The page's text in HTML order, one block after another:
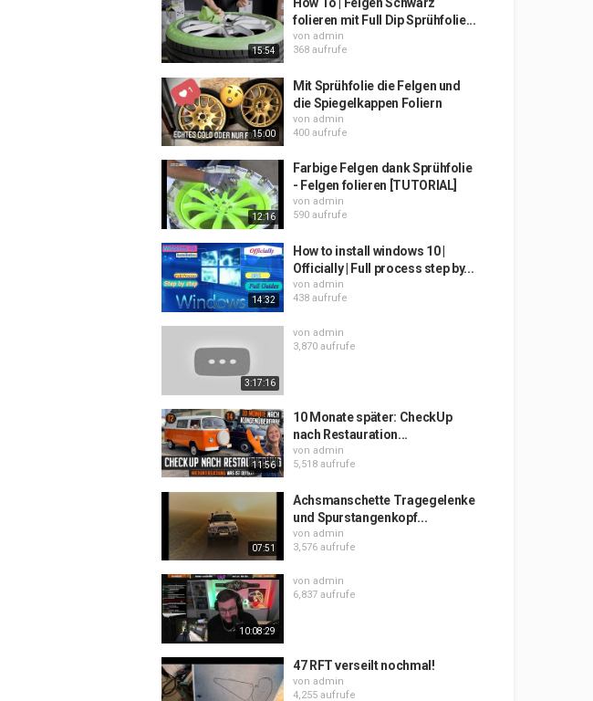
15:54
folieren mit Full Dip Sprühfolie...
von admin
368 aufrufe
15:00
Mit Sprühfolie die Felgen und
die Spiegelkappen Foliern
von admin
400 aufrufe
12:16
Farbige Felgen dank Sprühfolie
- Felgen folieren [TUTORIAL]
von admin
590 aufrufe
14:32
How to install windows 10 |
Officially | Full process step by...
von admin
438 aufrufe
3:17:16
von admin
3,870 aufrufe
11:56
10 Monate später: CheckUp
nach Restauration...
von admin
5,518 aufrufe
07:51
Achsmanschette Tragegelenke
und Spurstangenkopf...
von admin
3,576 aufrufe
10:08:29
von admin
6,837 aufrufe
47 RFT verseilt nochmal!
von admin
4,255 aufrufe